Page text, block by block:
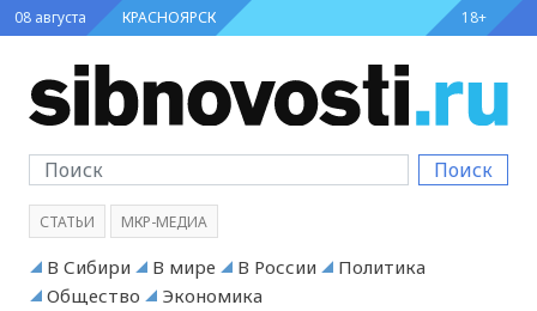
08 августа КРАСНОЯРСК 18+
Поиск
СТАТЬИ МКР-МЕДИА
В Сибири В мире В России
Политика
Общество
Экономика